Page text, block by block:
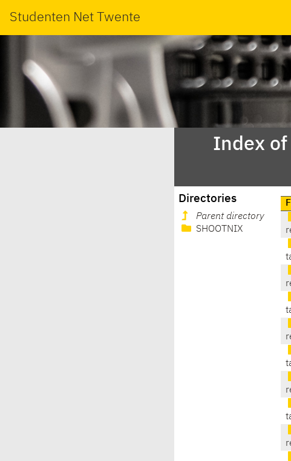
Studenten Net Twente
Index
Directories
Parent directory
SHOOTNIX